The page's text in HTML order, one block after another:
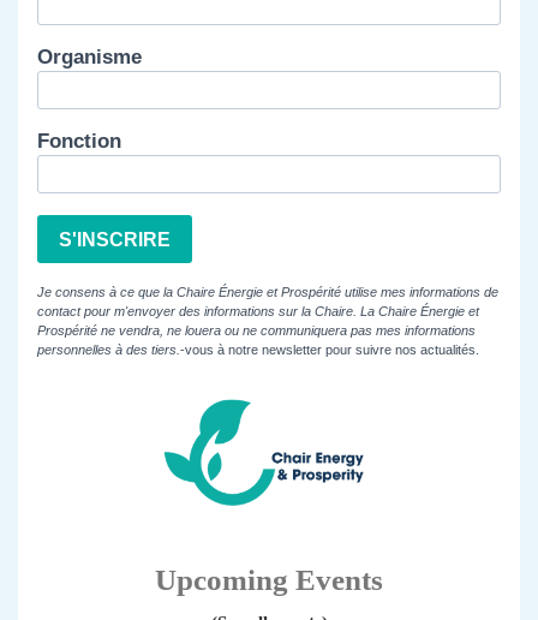
Organisme
Fonction
S'INSCRIRE
Je consens à ce que la Chaire Énergie et Prospérité utilise mes informations de
contact pour m'envoyer des informations sur la Chaire. La Chaire Énergie et
Prospérité ne vendra, ne louera ou ne communiquera pas mes informations
personnelles à des tiers. -vous à notre newsletter pour suivre nos actualités.
Upcoming Events